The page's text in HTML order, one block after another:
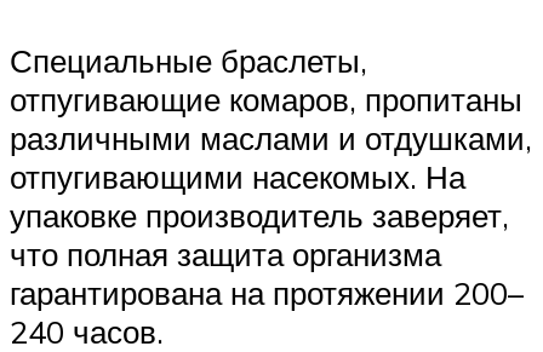
Специальные браслеты,
отпугивающие комаров, пропитаны
различными маслами и отдушками,
отпугивающими насекомых. На
упаковке производитель заверяет,
что полная защита организма
гарантирована на протяжении 200–
240 часов.